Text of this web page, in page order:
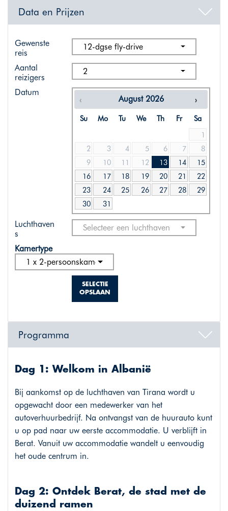
Data en Prijzen
Gewenste
reis
12-dgse fly-drive
Aantal
reizigers
2
Datum
August 2026
Su Mo Tu We Th Fr
Sa
1
2
3 4 5 6 7
8
9
10 11 12 13 14
15
16
17 18 19 20 21
22
23
24 25 26 27 28
29
30
31
Luchthaven
s
Selecteer een luchthaven
Kamertype
1 x 2-persoonskamer standaard
SELECTIE
OPSLAAN
Programma
Dag 1: Welkom in Albanië
Bij aankomst op de luchthaven van Tirana wordt u
opgewacht door een medewerker van het
autoverhuurbedrijf. Na ontvangst van de huurauto kunt
u op pad naar uw eerste accommodatie. U verblijft in
Berat. Vanuit uw accommodatie wandelt u eenvoudig
het oude centrum in.
Dag 2: Ontdek Berat, de stad met de
duizend ramen